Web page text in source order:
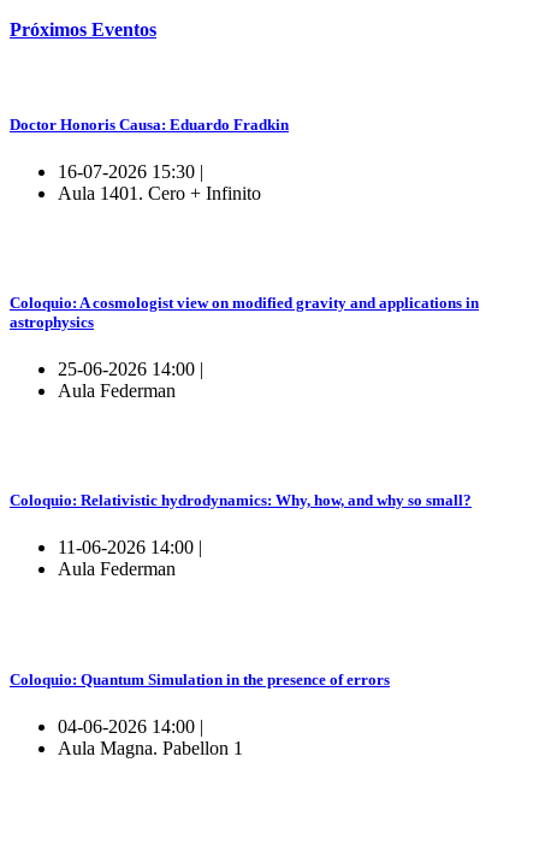
Próximos Eventos
Doctor Honoris Causa: Eduardo Fradkin
16-07-2026 15:30 |
Aula 1401. Cero + Infinito
Coloquio: A cosmologist view on modified gravity and applications in
astrophysics
25-06-2026 14:00 |
Aula Federman
Coloquio: Relativistic hydrodynamics: Why, how, and why so small?
11-06-2026 14:00 |
Aula Federman
Coloquio: Quantum Simulation in the presence of errors
04-06-2026 14:00 |
Aula Magna. Pabellon 1